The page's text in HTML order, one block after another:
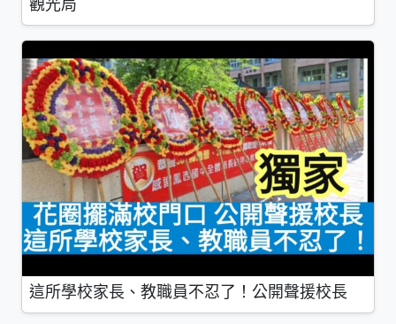
觀光局
這所學校家長、教職員不忍了！公開聲援校長